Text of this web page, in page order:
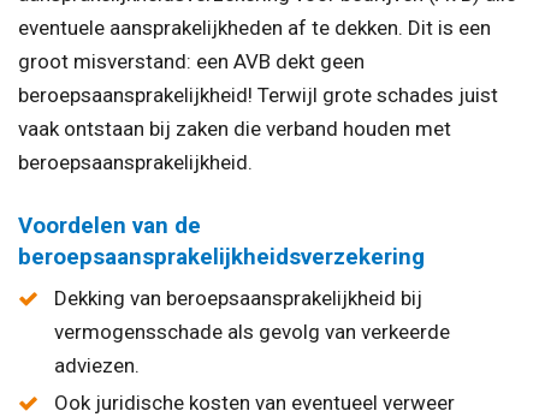
eventuele aansprakelijkheden af te dekken. Dit is een
groot misverstand: een AVB dekt geen
beroepsaansprakelijkheid! Terwijl grote schades juist
vaak ontstaan bij zaken die verband houden met
beroepsaansprakelijkheid.
Voordelen van de
beroepsaansprakelijkheidsverzekering
Dekking van beroepsaansprakelijkheid bij
vermogensschade als gevolg van verkeerde
adviezen.
Ook juridische kosten van eventueel verweer